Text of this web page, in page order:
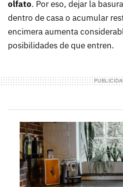
olfato. Por eso, dejar la
dentro de casa o acumular
encimera aumenta
posibilidades de que entren.